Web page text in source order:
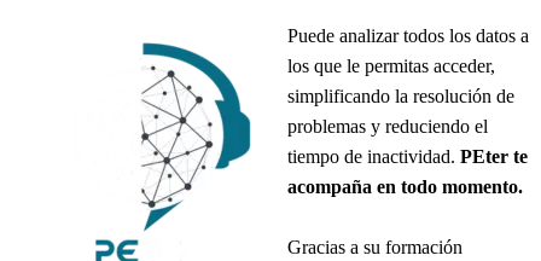
Puede analizar todos los datos a
los que le permitas acceder,
simplificando la resolución de
problemas y reduciendo el
tiempo de inactividad. PEter te
acompaña en todo momento.
Gracias a su formación